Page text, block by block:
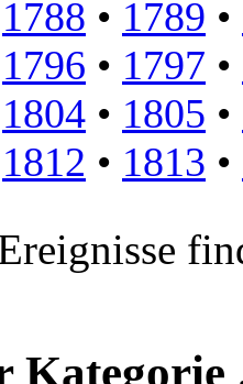
1788 • 1789 •
1796 • 1797 •
1804 • 1805 •
1812 • 1813 •
Kategorie